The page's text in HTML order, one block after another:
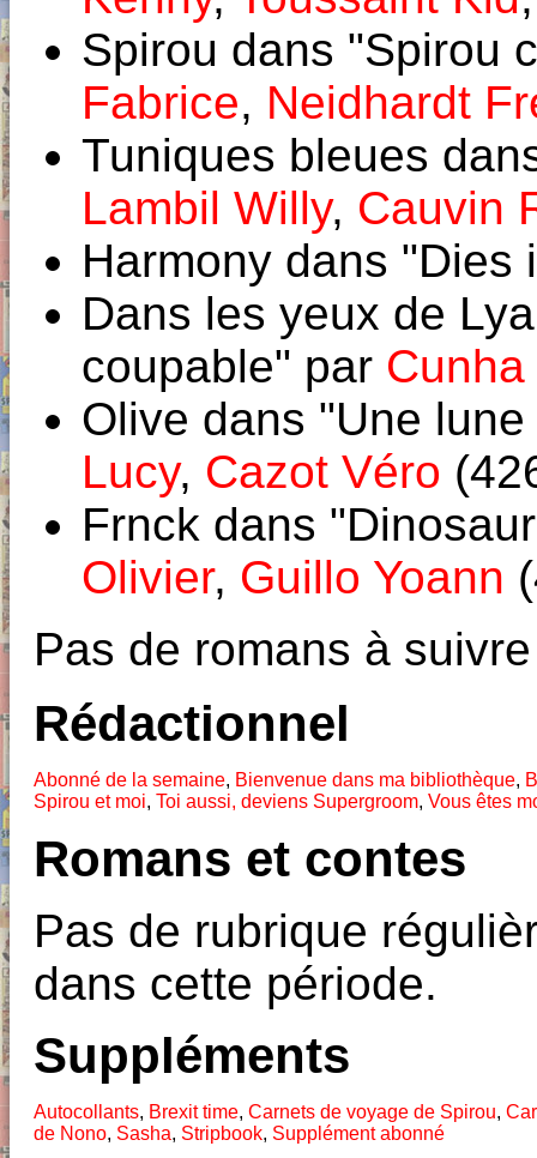
Spirou dans "Spirou
Fabrice, Neidhardt
Tuniques bleues
Lambil Willy, Cauvin
Harmony dans
Dans les yeux de
coupable" par
Olive dans "Une
Lucy, Cazot Véro
Frnck dans
Olivier, Guillo Yoann
Pas de romans à
Rédactionnel
Abonné de la semaine, Bienvenue dans ma bibliothèque,
Spirou et moi, Toi aussi, deviens Supergroom, Vous êtes
Romans et contes
Pas de rubrique
dans cette période.
Suppléments
Autocollants, Brexit time, Carnets de voyage de Spirou,
de Nono, Sasha, Stripbook, Supplément abonné